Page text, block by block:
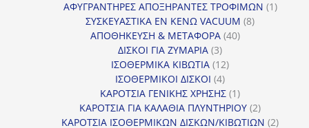
προϊόντα
ΑΦΥΓΡΑΝΤΗΡΕΣ ΑΠΟΞΗΡΑΝΤΕΣ ΤΡΟΦΙΜΩΝ 11
ΣΥΣΚΕΥΑΣΤΙΚΑ ΕΝ ΚΕΝΩ VACUUM 88
ΑΠΟΘΗΚΕΥΣΗ & ΜΕΤΑΦΟΡΑ 4040
ΔΙΣΚΟΙ ΓΙΑ ΖΥΜΑΡΙΑ 33
προϊόντα
ΙΣΟΘΕΡΜΙΚΑ ΚΙΒΩΤΙΑ 1212
ΙΣΟΘΕΡΜΙΚΟΙ ΔΙΣΚΟΙ 44
προϊόντα
ΚΑΡΟΤΣΙΑ ΓΕΝΙΚΗΣ ΧΡΗΣΗΣ 11
προϊόν
ΚΑΡΟΤΣΙΑ ΓΙΑ ΚΑΛΑΘΙΑ ΠΛΥΝΤΗΡΙΟΥ 22
προϊόντα
ΚΑΡΟΤΣΙΑ ΙΣΟΘΕΡΜΙΚΩΝ ΔΙΣΚΩΝ/ΚΙΒΩΤΙΩΝ 22